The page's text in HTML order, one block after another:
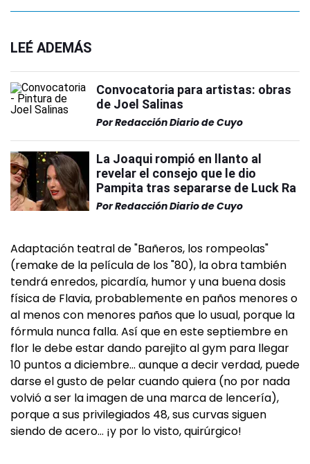
LEÉ ADEMÁS
Convocatoria para artistas: obras
de Joel Salinas
PorRedacción Diario de Cuyo
La Joaqui rompió en llanto al
revelar el consejo que le dio
Pampita tras separarse de Luck Ra
PorRedacción Diario de Cuyo
Adaptación teatral de "Bañeros, los rompeolas"
(remake de la película de los "80), la obra también
tendrá enredos, picardía, humor y una buena dosis
física de Flavia, probablemente en paños menores o
al menos con menores paños que lo usual, porque la
fórmula nunca falla. Así que en este septiembre en
flor le debe estar dando parejito al gym para llegar
10 puntos a diciembre… aunque a decir verdad, puede
darse el gusto de pelar cuando quiera (no por nada
volvió a ser la imagen de una marca de lencería),
porque a sus privilegiados 48, sus curvas siguen
siendo de acero… ¡y por lo visto, quirúrgico!